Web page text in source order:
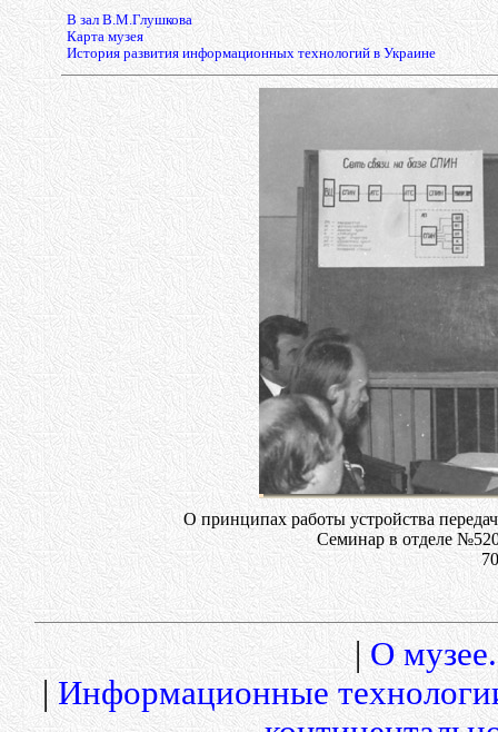
В зал В.М.Глушкова
Карта музея
История развития информационных технологий в Украине
О принципах работы устройства
Семинар в отделе
|О
|Информационные